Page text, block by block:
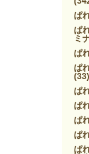
ぱ
ぱ
ミ
ぱ
ぱ
(33)
ぱ
ぱ
ぱ
ぱ
ぱ